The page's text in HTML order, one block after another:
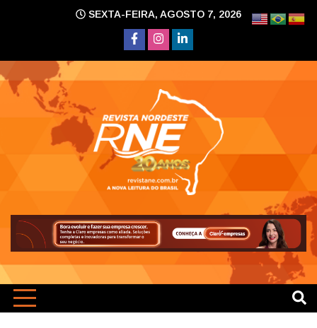
SEXTA-FEIRA, AGOSTO 7, 2026